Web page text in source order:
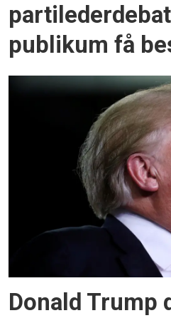
publikum få
Donald Trump